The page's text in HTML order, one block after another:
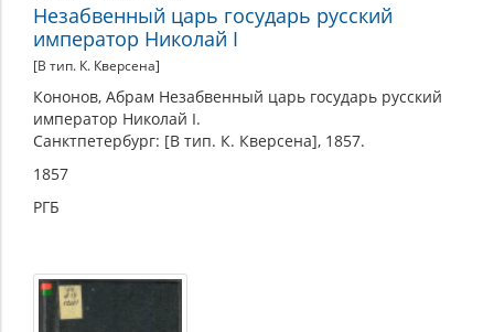
Незабвенный царь государь русский
император Николай I
[В тип. К. Кверсена]
Кононов, Абрам Незабвенный царь государь русский
император Николай I.
Санктпетербург: [В тип. К. Кверсена], 1857.
1857
РГБ